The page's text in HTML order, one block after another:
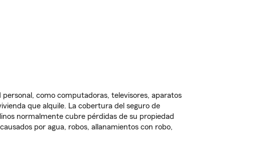
como computadoras, televisores, aparatos
que alquile. La cobertura del seguro de
normalmente cubre pérdidas de su propiedad
por agua, robos, allanamientos con robo,